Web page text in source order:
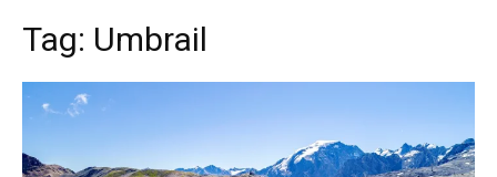
Tag: Umbrail